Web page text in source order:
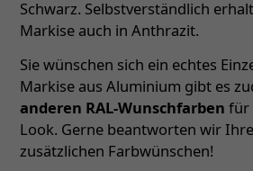
Schwarz. Selbstverständlich
Markise auch in Anthrazit.
Sie wünschen sich ein echtes
Markise aus Aluminium gibt es
anderen RAL-Wunschfarben für
Look. Gerne beantworten wir
zusätzlichen Farbwünschen!